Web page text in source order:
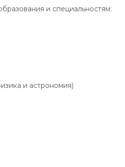
и специальностям:
и астрономия)